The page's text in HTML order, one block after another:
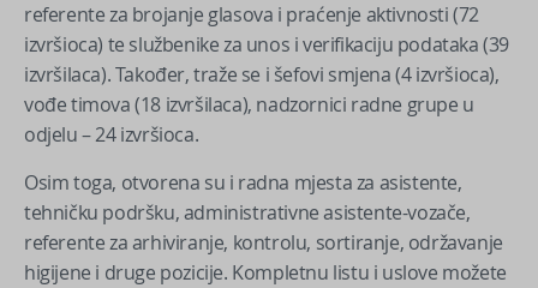
referente za brojanje glasova i praćenje aktivnosti (72
izvršioca) te službenike za unos i verifikaciju podataka (39
izvršilaca). Također, traže se i šefovi smjena (4 izvršioca),
vođe timova (18 izvršilaca), nadzornici radne grupe u
odjelu – 24 izvršioca.
Osim toga, otvorena su i radna mjesta za asistente,
tehničku podršku, administrativne asistente-vozače,
referente za arhiviranje, kontrolu, sortiranje, održavanje
higijene i druge pozicije. Kompletnu listu i uslove možete